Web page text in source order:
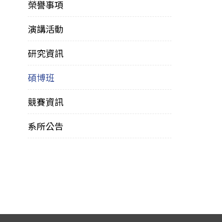
榮譽事項
演講活動
研究資訊
碩博班
競賽資訊
系所公告